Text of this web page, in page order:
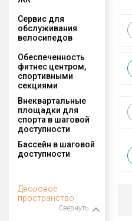
Сервис для
обслуживания
велосипедов
Обеспеченность
фитнес центром,
спортивными
секциями
Внеквартальные
площадки для
спорта в шаговой
доступности
Бассейн в шаговой
доступности
Дворовое
пространство
Свернуть